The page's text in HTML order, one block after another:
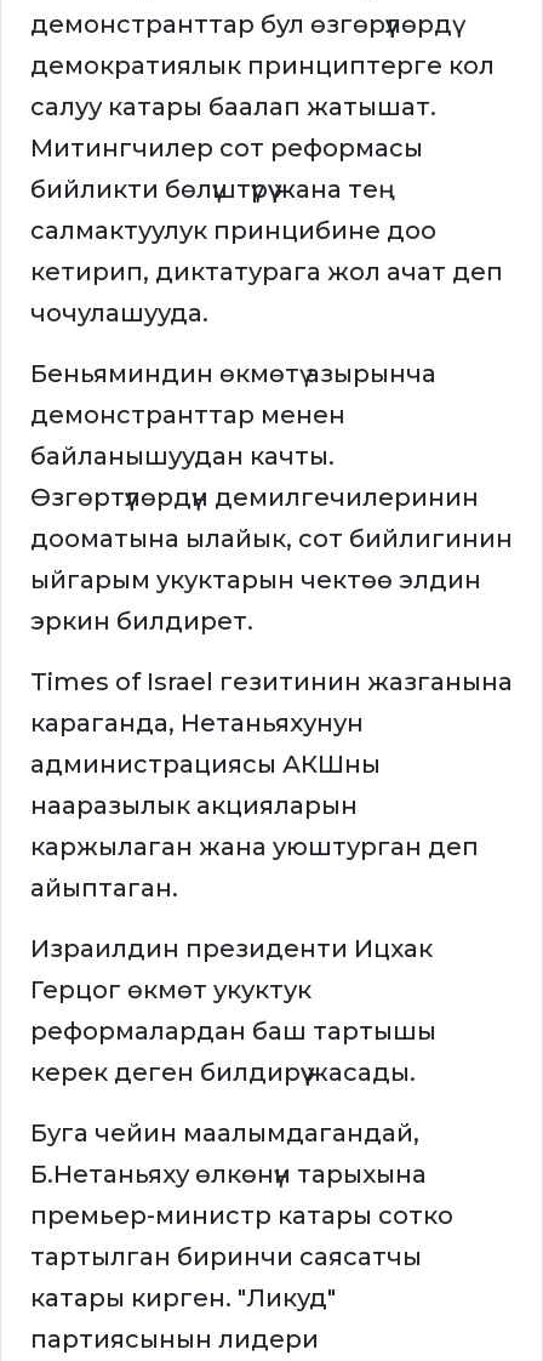
демонстранттар бул өзгөрүүлөрдү
демократиялык принциптерге кол
салуу катары баалап жатышат.
Митингчилер сот реформасы
бийликти бөлүштүрүү жана тең
салмактуулук принцибине доо
кетирип, диктатурага жол ачат деп
чочулашууда.
Беньяминдин өкмөтү азырынча
демонстранттар менен
байланышуудан качты.
Өзгөртүүлөрдүн демилгечилеринин
дооматына ылайык, сот бийлигинин
ыйгарым укуктарын чектөө элдин
эркин билдирет.
Times of Israel гезитинин жазганына
караганда, Нетаньяхунун
администрациясы АКШны
нааразылык акцияларын
каржылаган жана уюштурган деп
айыптаган.
Израилдин президенти Ицхак
Герцог өкмөт укуктук
реформалардан баш тартышы
керек деген билдирүү жасады.
Буга чейин маалымдагандай,
Б.Нетаньяху өлкөнүн тарыхына
премьер-министр катары сотко
тартылган биринчи саясатчы
катары кирген. "Ликуд"
партиясынын лидери